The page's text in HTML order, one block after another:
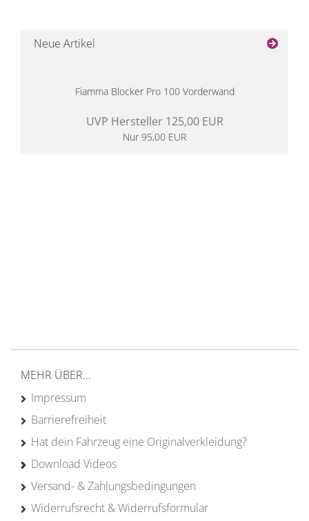
Neue Artikel
Fiamma Blocker Pro 100 Vorderwand
UVP Hersteller 125,00 EUR
Nur 95,00 EUR
MEHR ÜBER...
Impressum
Barrierefreiheit
Hat dein Fahrzeug eine Originalverkleidung?
Download Videos
Versand- & Zahlungsbedingungen
Widerrufsrecht & Widerrufsformular